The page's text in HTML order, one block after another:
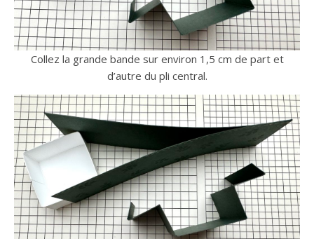
Collez la grande bande sur environ 1,5 cm de part et
d’autre du pli central.